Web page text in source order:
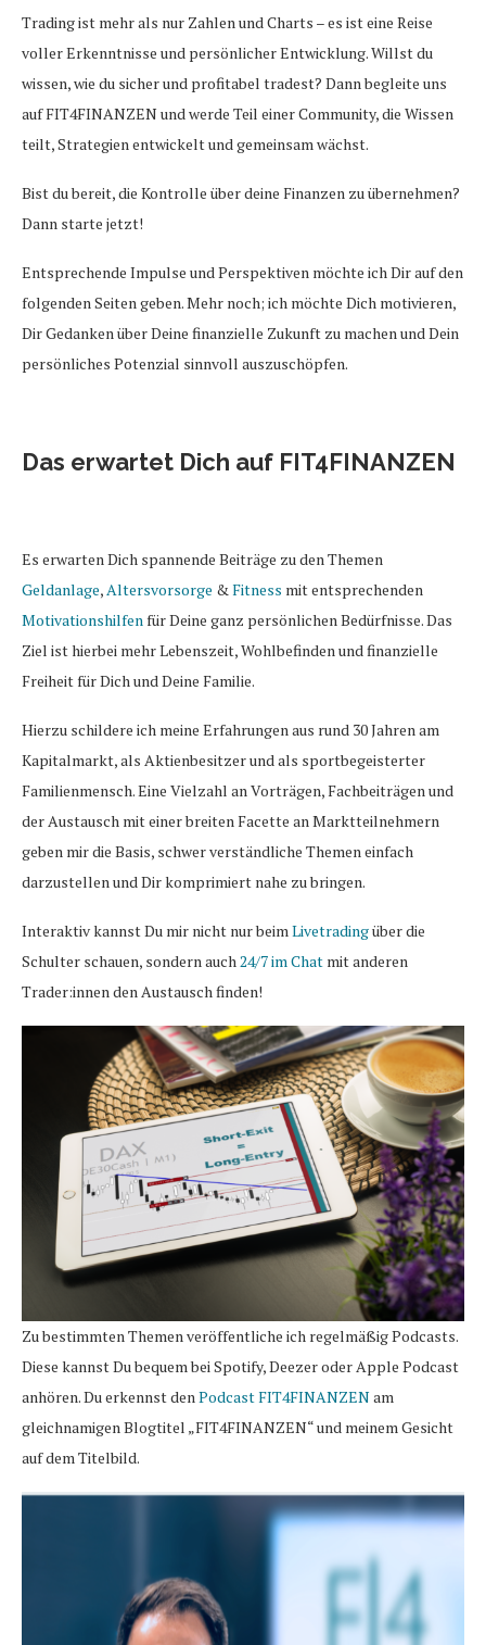
Trading ist mehr als nur Zahlen und Charts – es ist eine Reise
voller Erkenntnisse und persönlicher Entwicklung. Willst du
wissen, wie du sicher und profitabel tradest? Dann begleite uns
auf FIT4FINANZEN und werde Teil einer Community, die Wissen
teilt, Strategien entwickelt und gemeinsam wächst.
Bist du bereit, die Kontrolle über deine Finanzen zu übernehmen?
Dann starte jetzt!
Entsprechende Impulse und Perspektiven möchte ich Dir auf den
folgenden Seiten geben. Mehr noch; ich möchte Dich motivieren,
Dir Gedanken über Deine finanzielle Zukunft zu machen und Dein
persönliches Potenzial sinnvoll auszuschöpfen.
Das erwartet Dich auf FIT4FINANZEN
Es erwarten Dich spannende Beiträge zu den Themen
Geldanlage, Altersvorsorge & Fitness mit entsprechenden
Motivationshilfen für Deine ganz persönlichen Bedürfnisse. Das
Ziel ist hierbei mehr Lebenszeit, Wohlbefinden und finanzielle
Freiheit für Dich und Deine Familie.
Hierzu schildere ich meine Erfahrungen aus rund 30 Jahren am
Kapitalmarkt, als Aktienbesitzer und als sportbegeisterter
Familienmensch. Eine Vielzahl an Vorträgen, Fachbeiträgen und
der Austausch mit einer breiten Facette an Marktteilnehmern
geben mir die Basis, schwer verständliche Themen einfach
darzustellen und Dir komprimiert nahe zu bringen.
Interaktiv kannst Du mir nicht nur beim Livetradingüber die
Schulter schauen, sondern auch 24/7 im Chat mit anderen
Trader:innen den Austausch finden!
Zu bestimmten Themen veröffentliche ich regelmäßig Podcasts.
Diese kannst Du bequem bei Spotify, Deezer oder Apple Podcast
anhören. Du erkennst den Podcast FIT4FINANZENam
gleichnamigen Blogtitel „FIT4FINANZEN“ und meinem Gesicht
auf dem Titelbild.